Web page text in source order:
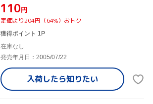
¥110円
定価より204円（64%）おトク
獲得ポイント 1P
在庫なし
発売年月日：2005/07/22
入荷したら知りたい